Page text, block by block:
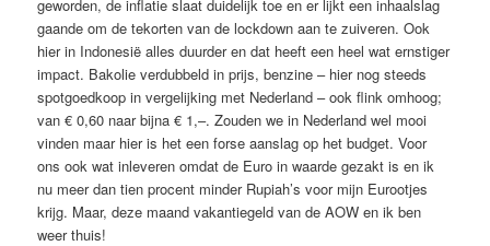
geworden, de inflatie slaat duidelijk toe en er lijkt een inhaalslag
gaande om de tekorten van de lockdown aan te zuiveren. Ook
hier in Indonesië alles duurder en dat heeft een heel wat ernstiger
impact. Bakolie verdubbeld in prijs, benzine – hier nog steeds
spotgoedkoop in vergelijking met Nederland – ook flink omhoog;
van € 0,60 naar bijna € 1,–. Zouden we in Nederland wel mooi
vinden maar hier is het een forse aanslag op het budget. Voor
ons ook wat inleveren omdat de Euro in waarde gezakt is en ik
nu meer dan tien procent minder Rupiah’s voor mijn Eurootjes
krijg. Maar, deze maand vakantiegeld van de AOW en ik ben
weer thuis!